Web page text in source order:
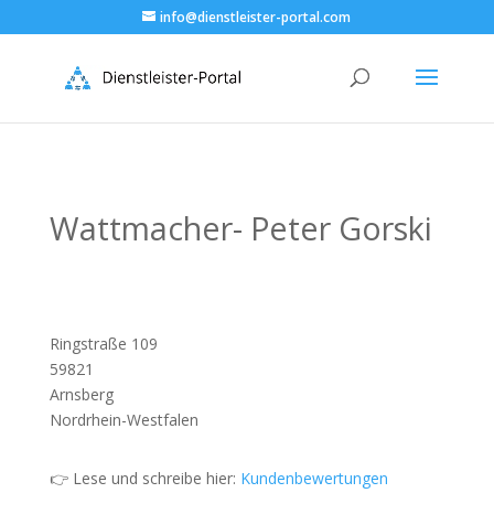
info@dienstleister-portal.com
Wattmacher- Peter Gorski
Ringstraße 109
59821
Arnsberg
Nordrhein-Westfalen
👉 Lese und schreibe hier: Kundenbewertungen